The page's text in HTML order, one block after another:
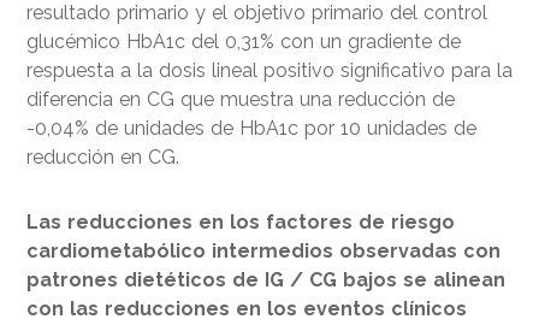
resultado primario y el objetivo primario del control
glucémico HbA1c del 0,31% con un gradiente de
respuesta a la dosis lineal positivo significativo para la
diferencia en CG que muestra una reducción de
-0,04% de unidades de HbA1c por 10 unidades de
reducción en CG.
Las reducciones en los factores de riesgo
cardiometabólico intermedios observadas con
patrones dietéticos de IG / CG bajos se alinean
con las reducciones en los eventos clínicos